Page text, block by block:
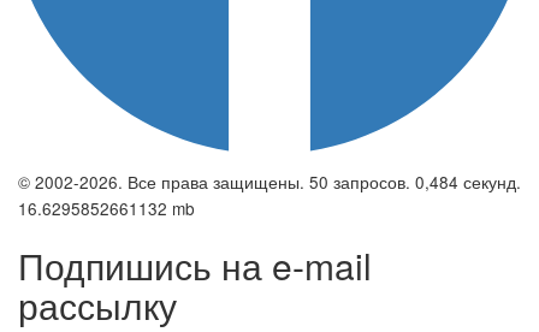
© 2002-2026. Все права защищены. 50 запросов. 0,484 секунд.
16.6295852661132 mb
Подпишись на e-mail
рассылку